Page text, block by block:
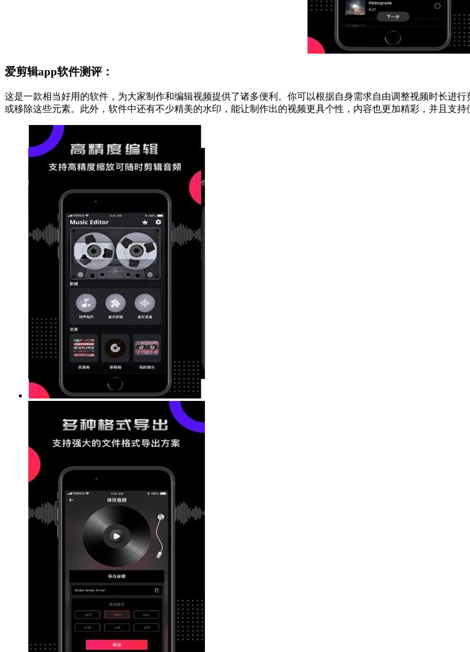
爱剪辑app软件测评：
这是一款相当好用的软件，为大家制作和编辑视频提供了诸多便利。你可以根据自身需求自由调整视频时长进
或移除这些元素。此外，软件中还有不少精美的水印，能让制作出的视频更具个性，内容也更加精彩，并且支持